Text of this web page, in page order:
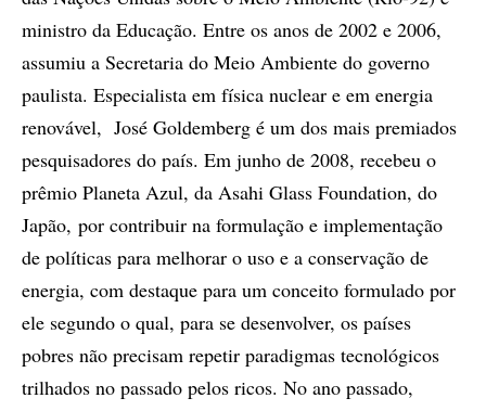
ministro da Educação. Entre os anos de 2002 e 2006,
assumiu a Secretaria do Meio Ambiente do governo
paulista. Especialista em física nuclear e em energia
renovável, José Goldemberg é um dos mais premiados
pesquisadores do país. Em junho de 2008, recebeu o
prêmio Planeta Azul, da Asahi Glass Foundation, do
Japão, por contribuir na formulação e implementação
de políticas para melhorar o uso e a conservação de
energia, com destaque para um conceito formulado por
ele segundo o qual, para se desenvolver, os países
pobres não precisam repetir paradigmas tecnológicos
trilhados no passado pelos ricos. No ano passado,